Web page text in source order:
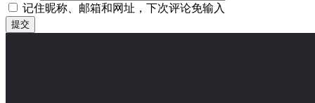
记住昵称、邮箱和网址，下次评论免输入
提交